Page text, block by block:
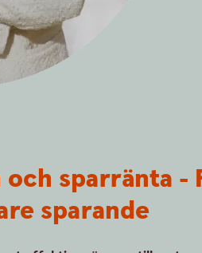
sparränta -
sparande